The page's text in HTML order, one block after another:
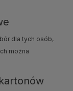
dla tych osób,
można